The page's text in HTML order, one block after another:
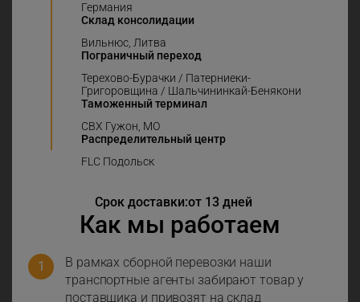
Германия
Склад консолидации
Вильнюс, Литва
Пограничный переход
Терехово-Бурачки / Патерниеки-
Григоровщина / Шальчининкай-Бенякони
Таможенный терминал
СВХ Гужон, МО
Распределительный центр
FLC Подольск
Срок доставки:от 13 дней
Как мы работаем
В рамках сборной перевозки наши
транспортные агенты забирают товар у
поставщика и привозят на склад